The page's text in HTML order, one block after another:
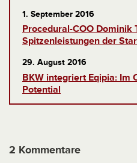
1. September 2016
Procedural-COO Dominik
Spitzenleistungen der
29. August 2016
BKW integriert Eqipia: Im
Potential
2 Kommentare